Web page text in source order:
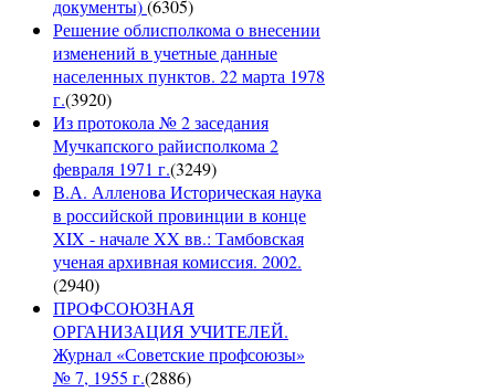
документы)(6305)
Решение облисполкома о внесении
изменений в учетные данные
населенных пунктов. 22 марта 1978
г.(3920)
Из протокола № 2 заседания
Мучкапского райисполкома 2
февраля 1971 г.(3249)
В.А. Алленова Историческая наука
в российской провинции в конце
XIX - начале XX вв.: Тамбовская
ученая архивная комиссия. 2002.
(2940)
ПРОФСОЮЗНАЯ
ОРГАНИЗАЦИЯ УЧИТЕЛЕЙ.
Журнал «Советские профсоюзы»
№ 7, 1955 г.(2886)